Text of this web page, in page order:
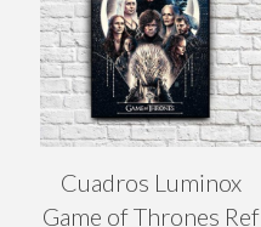
Cuadros Luminox
Game of Thrones Ref